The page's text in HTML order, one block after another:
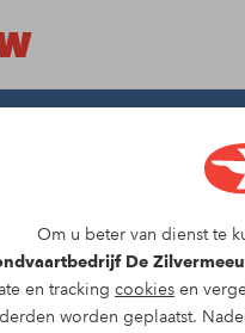
Om u beter van dienst te
De
en tracking cookies en
worden geplaatst.